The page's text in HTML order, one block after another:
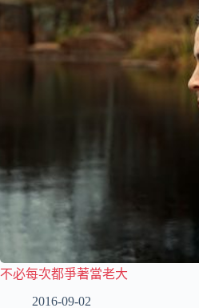
不必每次都爭著當老大
2016-09-02